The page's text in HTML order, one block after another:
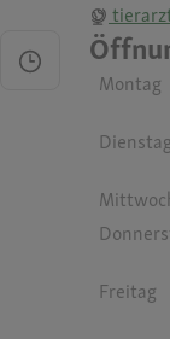
Montag
Dienstag
Freitag